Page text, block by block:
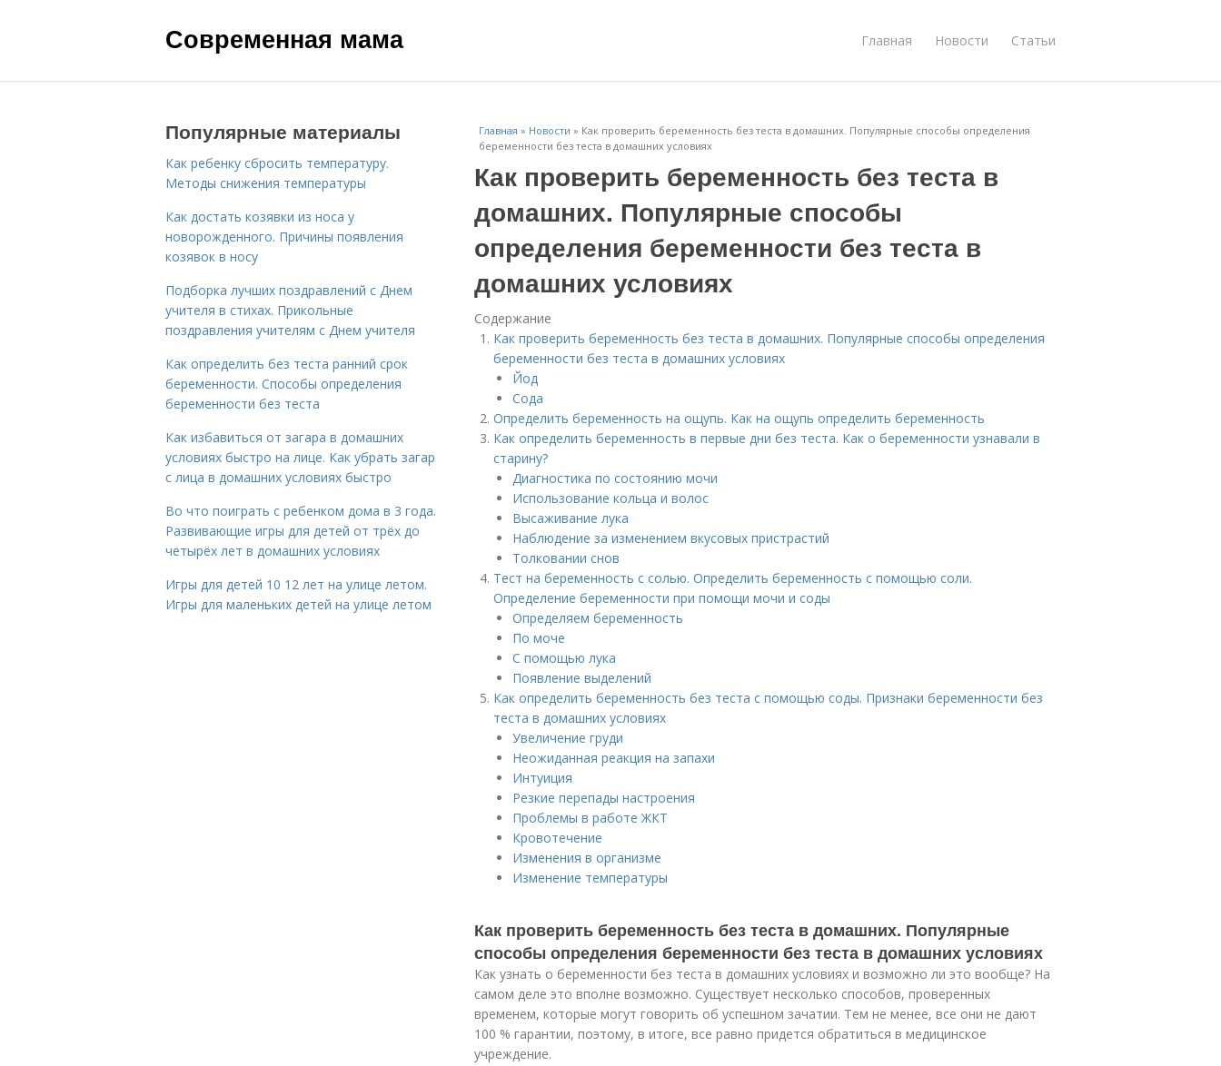
Современная мама Главная Новости Статьи
Главная » Новости » Как проверить беременность без теста в домашних. Популярные способы определения
беременности без теста в домашних условиях
Как проверить беременность без теста в
домашних. Популярные способы
определения беременности без теста в
домашних условиях
Содержание
Как проверить беременность без теста в домашних. Популярные способы определения
беременности без теста в домашних условиях
Йод
Сода
Определить беременность на ощупь. Как на ощупь определить беременность
Как определить беременность в первые дни без теста. Как о беременности узнавали в
старину?
Диагностика по состоянию мочи
Использование кольца и волос
Высаживание лука
Наблюдение за изменением вкусовых пристрастий
Толковании снов
Тест на беременность с солью. Определить беременность с помощью соли.
Определение беременности при помощи мочи и соды
Определяем беременность
По моче
С помощью лука
Появление выделений
Как определить беременность без теста с помощью соды. Признаки беременности без
теста в домашних условиях
Увеличение груди
Неожиданная реакция на запахи
Интуиция
Резкие перепады настроения
Проблемы в работе ЖКТ
Кровотечение
Изменения в организме
Изменение температуры
Как проверить беременность без теста в домашних. Популярные
способы определения беременности без теста в домашних условиях
Как узнать о беременности без теста в домашних условиях и возможно ли это вообще? На
самом деле это вполне возможно. Существует несколько способов, проверенных
временем, которые могут говорить об успешном зачатии. Тем не менее, все они не дают
100 % гарантии, поэтому, в итоге, все равно придется обратиться в медицинское
учреждение.
Популярные материалы
Как ребенку сбросить температуру.
Методы снижения температуры
Как достать козявки из носа у
новорожденного. Причины появления
козявок в носу
Подборка лучших поздравлений с Днем
учителя в стихах. Прикольные
поздравления учителям с Днем учителя
Как определить без теста ранний срок
беременности. Способы определения
беременности без теста
Как избавиться от загара в домашних
условиях быстро на лице. Как убрать загар
с лица в домашних условиях быстро
Во что поиграть с ребенком дома в 3 года.
Развивающие игры для детей от трёх до
четырёх лет в домашних условиях
Игры для детей 10 12 лет на улице летом.
Игры для маленьких детей на улице летом